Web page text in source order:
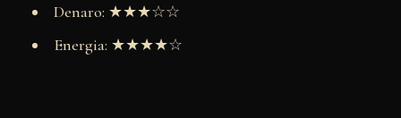
Denaro: ★★★☆☆
Energia: ★★★★☆